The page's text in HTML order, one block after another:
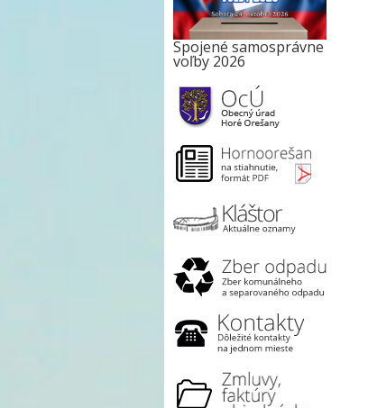
Spojené samosprávne
voľby 2026